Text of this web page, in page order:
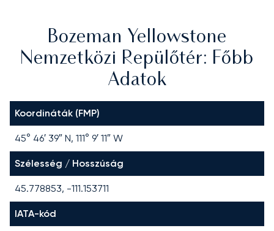
Bozeman Yellowstone
Nemzetközi Repülőtér: Főbb
Adatok
Koordináták (FMP)
45° 46′ 39″ N, 111° 9′ 11″ W
Szélesség / Hosszúság
45.778853, -111.153711
IATA-kód